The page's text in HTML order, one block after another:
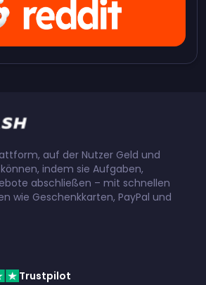
auf der Nutzer Geld und
indem sie Aufgaben,
abschließen – mit schnellen
wie Geschenkkarten, PayPal und
Trustpilot